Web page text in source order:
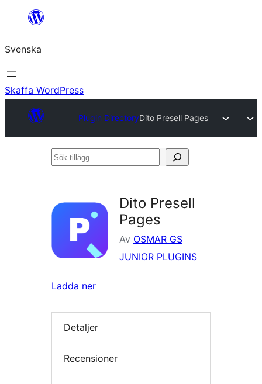
Hoppa
innehåll
Svenska
Skaffa WordPress
Plugin DirectoryDito Presell Pages
Sök
Dito Presell
Pages
Av OSMAR GS
JUNIOR PLUGINS
Ladda ner
Detaljer
Recensioner